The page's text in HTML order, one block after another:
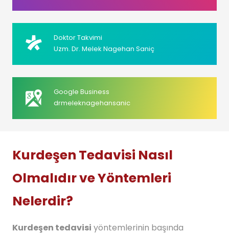
Doktor Takvimi
Uzm. Dr. Melek Nagehan Saniç
Google Business
drmeleknagehansanic
Kurdeşen Tedavisi Nasıl
Olmalıdır ve Yöntemleri
Nelerdir?
Kurdeşen tedavisi yöntemlerinin başında